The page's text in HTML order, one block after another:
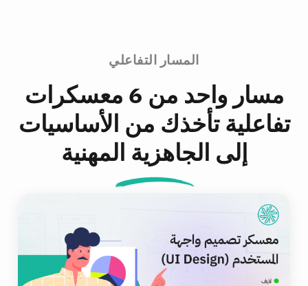
المسار التفاعلي
مسار واحد من 6 معسكرات
تفاعلية تأخذك من الأساسيات
إلى الجاهزية المهنية